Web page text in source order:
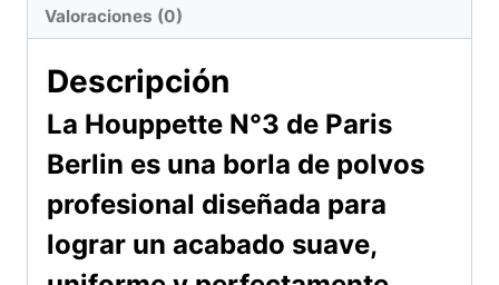
Valoraciones (0)
Descripción
La Houppette N°3 de Paris
Berlin es una borla de polvos
profesional diseñada para
lograr un acabado suave,